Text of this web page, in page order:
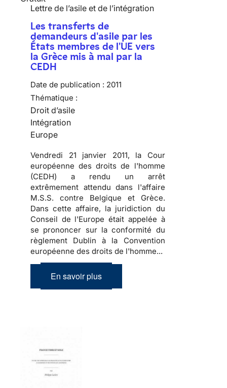
Lettre de l’asile et de l’intégration
Les transferts de
demandeurs d'asile par les
États membres de l'UE vers
la Grèce mis à mal par la
CEDH
Date de publication : 2011
Thématique :
Droit d’asile
Intégration
Europe
Vendredi 21 janvier 2011, la Cour
européenne des droits de l'homme
(CEDH) a rendu un arrêt
extrêmement attendu dans l'affaire
M.S.S. contre Belgique et Grèce.
Dans cette affaire, la juridiction du
Conseil de l'Europe était appelée à
se prononcer sur la conformité du
règlement Dublin à la Convention
européenne des droits de l'homme...
En savoir plus